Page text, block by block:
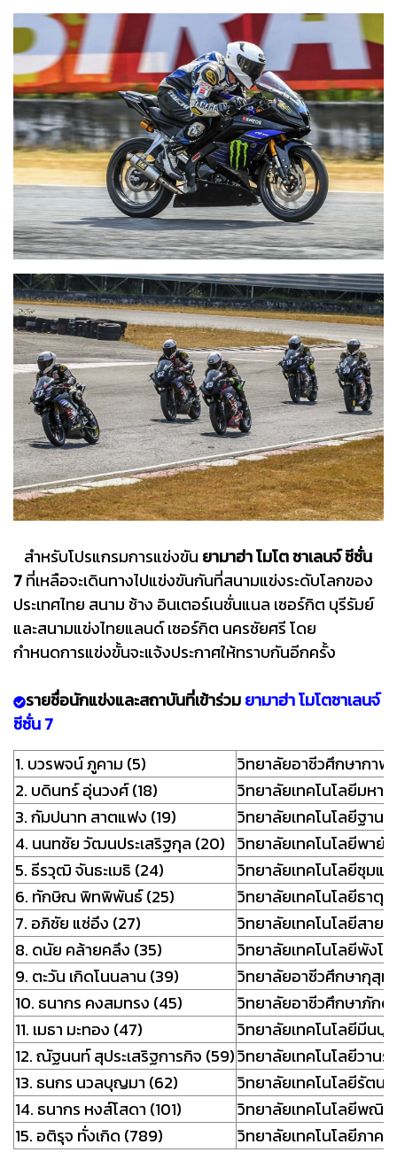
สำหรับโปรแกรมการแข่งขัน ยามาฮ่า โมโต ชาเลนจ์ ซีซั่น
7ที่เหลือจะเดินทางไปแข่งขันกันที่สนามแข่งระดับโลกของ
ประเทศไทย สนาม ช้าง อินเตอร์เนชั่นแนล เซอร์กิต บุรีรัมย์
และสนามแข่งไทยแลนด์ เซอร์กิต นครชัยศรี โดย
กำหนดการแข่งขั้นจะแจ้งประกาศให้ทราบกันอีกครั้ง
รายชื่อนักแข่งและสถาบันที่เข้าร่วมยามาฮ่า โมโตชาเลนจ์
ซีซั่น 7
1. บวรพจน์ ภูคาม (5)
วิทยาลัยอาชีวศึกษากาฬ
2. บดินทร์ อุ่นวงศ์ (18)
วิทยาลัยเทคโนโลยีมหาช
3. กัมปนาท สาตแฟง (19)
วิทยาลัยเทคโนโลยีฐานเ
4. นนทชัย วัฒนประเสริฐกุล (20) วิทยาลัยเทคโนโลยีพายั
5. ธีรวุฒิ จันธะเมธิ (24)
วิทยาลัยเทคโนโลยีชุมแ
6. ทักษิณ พิทพิพันธ์ (25)
วิทยาลัยเทคโนโลยีธาตุ
7. อภิชัย แซ่อึง (27)
วิทยาลัยเทคโนโลยีสาย
8. ดนัย คล้ายคลึง (35)
วิทยาลัยเทคโนโลยีพัง
9. ตะวัน เกิดโนนลาน (39)
วิทยาลัยอาชีวศึกษากุสุม
10. ธนากร คงสมทรง (45)
วิทยาลัยอาชีวศึกษาภัก
11. เมธา มะทอง (47)
วิทยาลัยเทคโนโลยีมีนบุ
12. ณัฐนนท์ สุประเสริฐการกิจ (59)วิทยาลัยเทคโนโลยีวานร
13. ธนกร นวลบุญมา (62)
วิทยาลัยเทคโนโลยีรัตน
14. ธนากร หงส์โสดา (101)
วิทยาลัยเทคโนโลยีพณิ
15. อติรุจ ทั่งเกิด (789)
วิทยาลัยเทคโนโลยีภาค